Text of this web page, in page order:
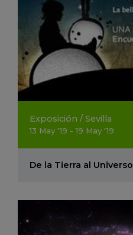
Exposición / Sevilla
13 May '19 - 19 May '19
De la Tierra al Universo